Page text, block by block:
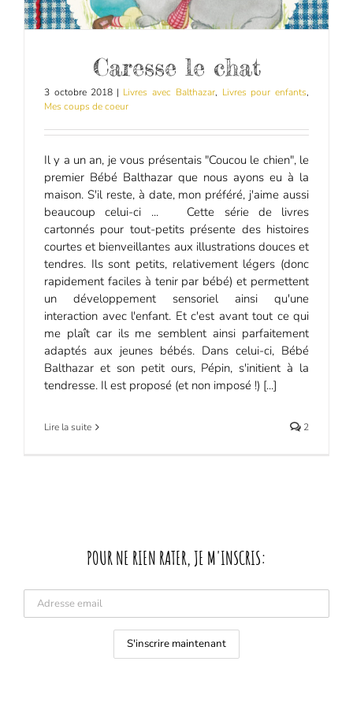
Caresse le chat
3 octobre 2018 | Livres avec Balthazar, Livres pour enfants,
Mes coups de coeur
Il y a un an, je vous présentais "Coucou le chien", le
premier Bébé Balthazar que nous ayons eu à la
maison. S'il reste, à date, mon préféré, j'aime aussi
beaucoup celui-ci ... Cette série de livres
cartonnés pour tout-petits présente des histoires
courtes et bienveillantes aux illustrations douces et
tendres. Ils sont petits, relativement légers (donc
rapidement faciles à tenir par bébé) et permettent
un développement sensoriel ainsi qu'une
interaction avec l'enfant. Et c'est avant tout ce qui
me plaît car ils me semblent ainsi parfaitement
adaptés aux jeunes bébés. Dans celui-ci, Bébé
Balthazar et son petit ours, Pépin, s'initient à la
tendresse. Il est proposé (et non imposé !) [...]
Lire la suite 2
POUR NE RIEN RATER, JE M'INSCRIS: